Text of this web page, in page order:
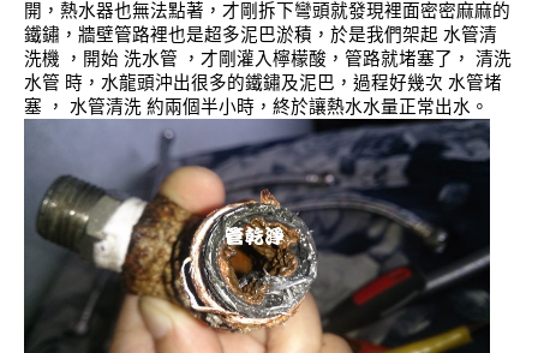
開，熱水器也無法點著，才剛拆下彎頭就發現裡面密密麻麻的
鐵鏽，牆壁管路裡也是超多泥巴淤積，於是我們架起 水管清
洗機 ，開始 洗水管 ，才剛灌入檸檬酸，管路就堵塞了， 清洗
水管 時，水龍頭沖出很多的鐵鏽及泥巴，過程好幾次 水管堵
塞 ， 水管清洗 約兩個半小時，終於讓熱水水量正常出水。